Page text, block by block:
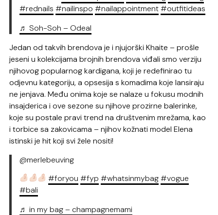
#rednails #nailinspo #nailappointment#outfitideas
♬ Soh-Soh – Odeal
Jedan od takvih brendova je i njujorški Khaite – prošle
jeseni u kolekcijama brojnih brendova viđali smo verziju
njihovog popularnog kardigana, koji je redefinirao tu
odjevnu kategoriju, a opsesija s komadima koje lansiraju
ne jenjava. Među onima koje se nalaze u fokusu modnih
insajderica i ove sezone su njihove prozirne balerinke,
koje su postale pravi trend na društvenim mrežama, kao
i torbice sa zakovicama – njihov kožnati model Elena
istinski je hit koji svi žele nositi!
@merlebeuving
#foryou #fyp #whatsinmybag#vogue
#bali
♬ in my bag – champagnemami